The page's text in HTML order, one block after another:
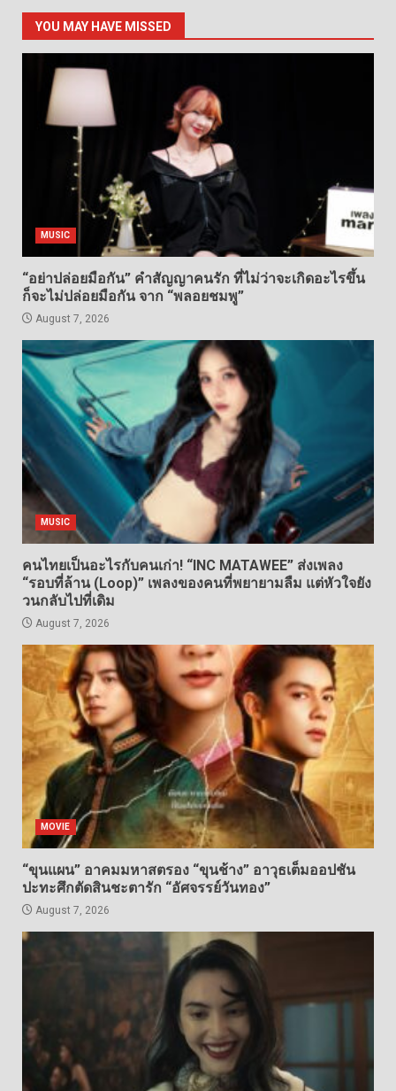
YOU MAY HAVE MISSED
MUSIC
“อย่าปล่อยมือกัน” คำสัญญาคนรัก ที่ไม่ว่าจะเกิดอะไรขึ้น
ก็จะไม่ปล่อยมือกัน จาก “พลอยชมพู”
August 7, 2026
MUSIC
คนไทยเป็นอะไรกับคนเก่า! “INC MATAWEE” ส่งเพลง
“รอบที่ล้าน (Loop)” เพลงของคนที่พยายามลืม แต่หัวใจยัง
วนกลับไปที่เดิม
August 7, 2026
MOVIE
“ขุนแผน” อาคมมหาสตรอง “ขุนช้าง” อาวุธเต็มออปชัน
ปะทะศึกตัดสินชะตารัก “อัศจรรย์วันทอง”
August 7, 2026